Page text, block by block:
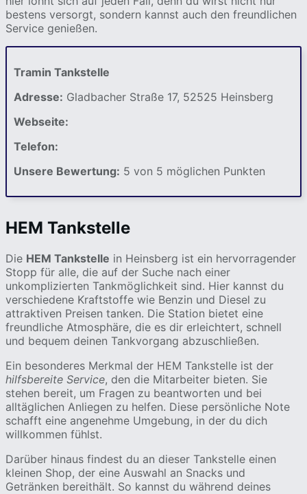
bestens versorgt, sondern kannst auch den freundlichen
Service genießen.
Tramin Tankstelle
Adresse: Gladbacher Straße 17, 52525 Heinsberg
Webseite:
Telefon:
Unsere Bewertung: 5 von 5 möglichen Punkten
HEM Tankstelle
Die HEM Tankstelle in Heinsberg ist ein hervorragender
Stopp für alle, die auf der Suche nach einer
unkomplizierten Tankmöglichkeit sind. Hier kannst du
verschiedene Kraftstoffe wie Benzin und Diesel zu
attraktiven Preisen tanken. Die Station bietet eine
freundliche Atmosphäre, die es dir erleichtert, schnell
und bequem deinen Tankvorgang abzuschließen.
Ein besonderes Merkmal der HEM Tankstelle ist der
hilfsbereite Service, den die Mitarbeiter bieten. Sie
stehen bereit, um Fragen zu beantworten und bei
alltäglichen Anliegen zu helfen. Diese persönliche Note
schafft eine angenehme Umgebung, in der du dich
willkommen fühlst.
Darüber hinaus findest du an dieser Tankstelle einen
kleinen Shop, der eine Auswahl an Snacks und
Getränken bereithält. So kannst du während deines